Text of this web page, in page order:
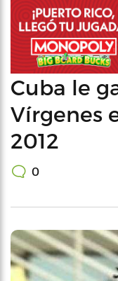
Cuba le
Vírgenes
2012
0